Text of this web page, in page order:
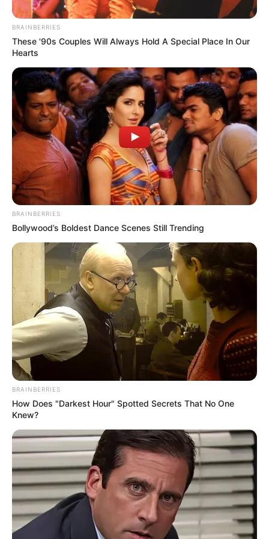
INCENDIOS FORESTALES
Alerta en Ibagué: incendios forestales
en Ibagué han quemado un área
cercana a 270 canchas de fútbol
INCENDIOS FORESTALES
¡Alerta en Ibagué! En
menos de 24 horas se
forestales
INFRACCIONES DE
TRÁNSITO
Intensos controles en
Ibagué: imponen más de
120 comparendos y
sorprenden a seis
conductores ebrios
tradicional desfile de San
Juan
FESTIVAL NACIONAL DE LA
MÚSICA COLOMBIANA
Ibagué se vistió de folclor
con el encuentro nacional
BRAINBERRIES
These '90s Couples Will Always Hold A Special Place In Our
Hearts
BRAINBERRIES
Bollywood’s Boldest Dance Scenes Still Trending
BRAINBERRIES
How Does "Darkest Hour" Spotted Secrets That No One
Knew?